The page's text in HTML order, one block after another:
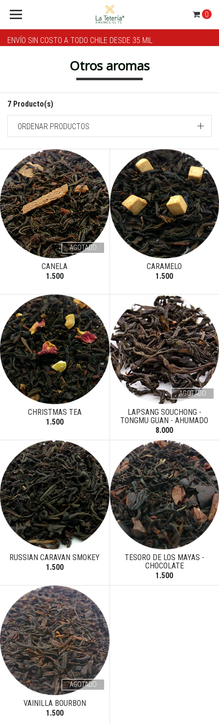
ENVÍO SIN COSTO A TODO CHILE DESDE 35 MIL
0
Otros aromas
7 Producto(s)
ORDENAR PRODUCTOS
AGOTADO
CANELA
1.500
CARAMELO
1.500
CHRISTMAS TEA
1.500
AGOTADO
LAPSANG SOUCHONG -
TONGMU GUAN - AHUMADO
8.000
RUSSIAN CARAVAN SMOKEY
1.500
TESORO DE LOS MAYAS -
CHOCOLATE
1.500
AGOTADO
VAINILLA BOURBON
1.500